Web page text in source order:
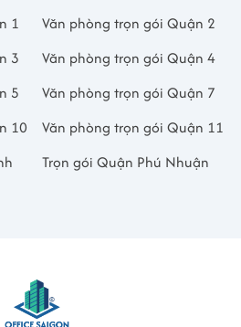
1
Văn phòng trọn gói Quận 2
3
Văn phòng trọn gói Quận 4
5
Văn phòng trọn gói Quận 7
10
Văn phòng trọn gói Quận 11
Trọn gói Quận Phú Nhuận